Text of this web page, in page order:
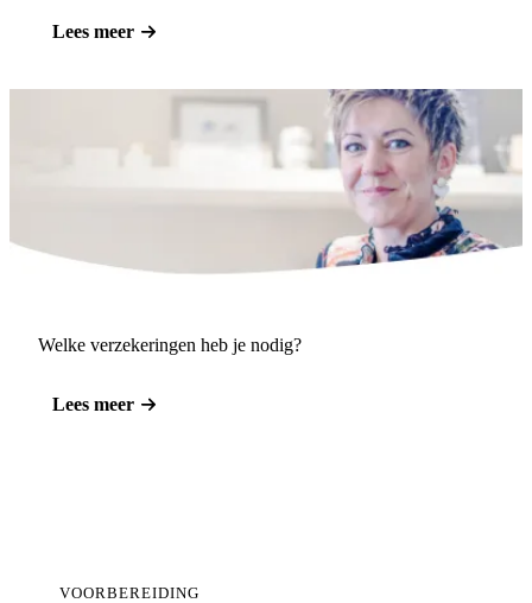
Lees meer
Welke verzekeringen heb je nodig?
Lees meer
VOORBEREIDING